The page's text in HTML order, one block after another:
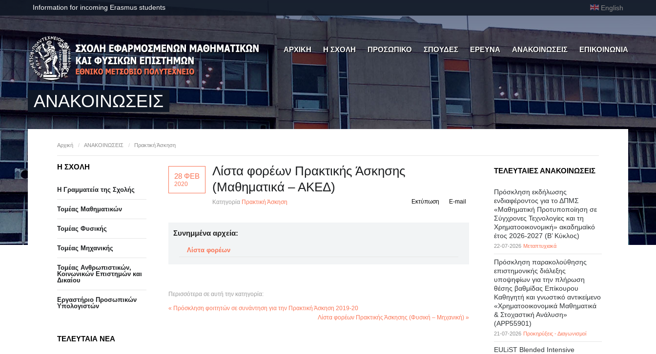
Information for incoming Erasmus students English
ΑΡΧΙΚΗ Η ΣΧΟΛΗ ΠΡΟΣΩΠΙΚΟ ΣΠΟΥΔΕΣ ΕΡΕΥΝΑ ΑΝΑΚΟΙΝΩΣΕΙΣ ΕΠΙΚΟΙΝΩΝΙΑ
ΑΝΑΚΟΙΝΩΣΕΙΣ
Αρχική / ΑΝΑΚΟΙΝΩΣΕΙΣ / Πρακτική Άσκηση
28 ΦΕΒ
2020
Λίστα φορέων Πρακτικής Άσκησης
(Μαθηματικά – ΑΚΕΔ)
Κατηγορία Πρακτική Άσκηση E-mail
Εκτύπωση
Συνημμένα αρχεία:
Λίστα φορέων
Περισσότερα σε αυτή την κατηγορία:
« Πρόσκληση φοιτητών σε συνάντηση για την Πρακτική Άσκηση 2019-20
Λίστα φορέων Πρακτικής Άσκησης (Φυσική – Μηχανική) »
Η ΣΧΟΛΗ
Η Γραμματεία της Σχολής
Τομέας Μαθηματικών
Τομέας Φυσικής
Τομέας Μηχανικής
Τομέας Ανθρωπιστικών,
Κοινωνικών Επιστημών και
Δικαίου
Eργαστήριo Προσωπικών
Υπολογιστών
ΤΕΛΕΥΤΑΙΑ ΝΕΑ
ΤΕΛΕΥΤΑΙΕΣ ΑΝΑΚΟΙΝΩΣΕΙΣ
Πρόσκληση εκδήλωσης
ενδιαφέροντος για το ΔΠΜΣ
«Μαθηματική Προτυποποίηση σε
Σύγχρονες Τεχνολογίες και τη
Χρηματοοικονομική» ακαδημαϊκό
έτος 2026-2027 (B’ Kύκλος)
22-07-2026 Μεταπτυχιακά
Πρόσκληση παρακολούθησης
επιστημονικής διάλεξης
υποψηφίων για την πλήρωση
θέσης βαθμίδας Επίκουρου
Καθηγητή και γνωστικό αντικείμενο
«Χρηματοοικονομικά Μαθηματικά
& Στοχαστική Ανάλυση»
(APP55901)
21-07-2026 Προκηρύξεις - Διαγωνισμοί
EULiST Blended Intensive